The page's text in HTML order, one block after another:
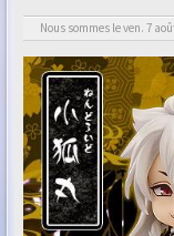
Nous sommes le ven. 7